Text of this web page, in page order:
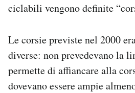
ciclabili vengono definite
Le corsie previste nel 2000
diverse: non prevedevano la
permette di affiancare alla
dovevano essere ampie